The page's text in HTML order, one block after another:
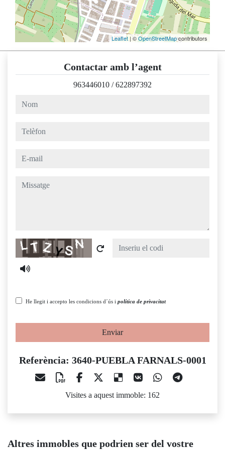
Leaflet | ©OpenStreetMapcontributors
Contactar amb l’agent
963446010 /622897392
nom
telèfon
e-mail
missatge
Captcha
He llegit i accepto les condicions d´ús i política de privacitat
Enviar
Referència: 3640-PUEBLA FARNALS-0001
Visites a aquest immoble: 162
Altres immobles que podrien ser del vostre